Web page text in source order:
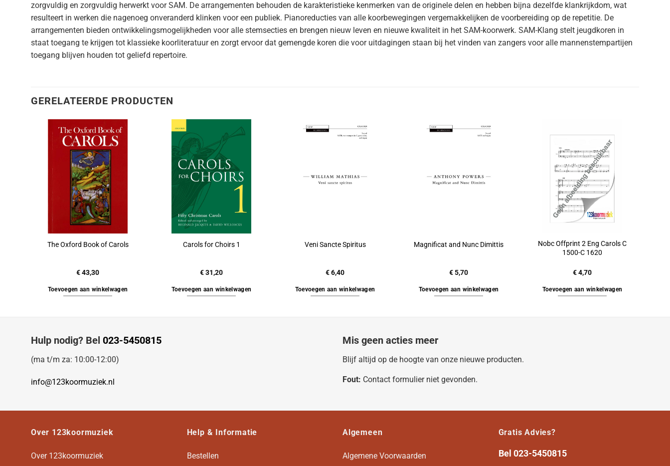
zorgvuldig en zorgvuldig herwerkt voor SAM. De arrangementen behouden de karakteristieke kenmerken van de originele delen en hebben bijna dezelfde klankrijkdom, wat
resulteert in werken die nagenoeg onveranderd klinken voor een publiek. Pianoreducties van alle koorbewegingen vergemakkelijken de voorbereiding op de repetitie. De
arrangementen bieden ontwikkelingsmogelijkheden voor alle stemsecties en brengen nieuw leven en nieuwe kwaliteit in het SAM-koorwerk. SAM-Klang stelt jeugdkoren in
staat toegang te krijgen tot klassieke koorliteratuur en zorgt ervoor dat gemengde koren die voor uitdagingen staan ​​bij het vinden van zangers voor alle mannenstempartijen
toegang blijven houden tot geliefd repertoire.
GERELATEERDE PRODUCTEN
The Oxford Book of Carols
€43,30
Toevoegen aan winkelwagen
Carols for Choirs 1
€31,20
Toevoegen aan winkelwagen
Veni Sancte Spiritus
€6,40
Toevoegen aan winkelwagen
Magnificat and Nunc Dimittis
€5,70
Toevoegen aan winkelwagen
Nobc Offprint 2 Eng Carols C
1500-C 1620
€4,70
Toevoegen aan winkelwagen
Hulp nodig? Bel 023-5450815
(ma t/m za: 10:00-12:00)
info@123koormuziek.nl
Mis geen acties meer
Blijf altijd op de hoogte van onze nieuwe producten.
Fout: Contact formulier niet gevonden.
Over 123koormuziek
Over 123koormuziek
Help & Informatie
Bestellen
Algemeen
Algemene Voorwaarden
Gratis Advies?
Bel 023-5450815